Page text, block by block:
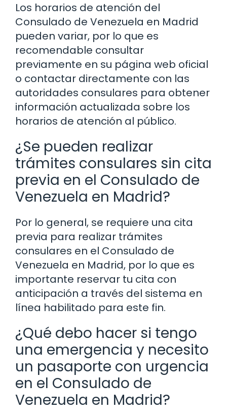
Los horarios de atención del
Consulado de Venezuela en Madrid
pueden variar, por lo que es
recomendable consultar
previamente en su página web oficial
o contactar directamente con las
autoridades consulares para obtener
información actualizada sobre los
horarios de atención al público.
¿Se pueden realizar
trámites consulares sin cita
previa en el Consulado de
Venezuela en Madrid?
Por lo general, se requiere una cita
previa para realizar trámites
consulares en el Consulado de
Venezuela en Madrid, por lo que es
importante reservar tu cita con
anticipación a través del sistema en
línea habilitado para este fin.
¿Qué debo hacer si tengo
una emergencia y necesito
un pasaporte con urgencia
en el Consulado de
Venezuela en Madrid?